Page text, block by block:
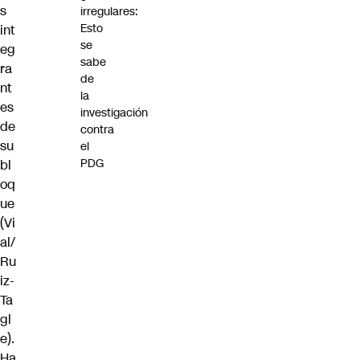
s
int
eg
ra
nt
es
de
su
bl
oq
ue
(Vi
al/
Ru
iz-
Ta
gl
e).
irregulares:
Esto
se
sabe
de
la
investigación
contra
el
PDG